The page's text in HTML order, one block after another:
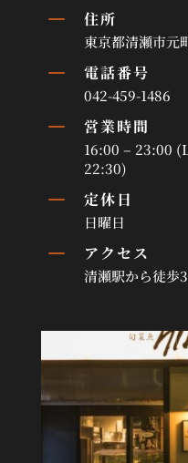
K 住所
東京都清瀬市元
K 電話番号
042-459-1486
K 営業時間
16:00 – 23:00
22:30)
K 定休日
日曜日
K アクセス
清瀬駅から徒歩3